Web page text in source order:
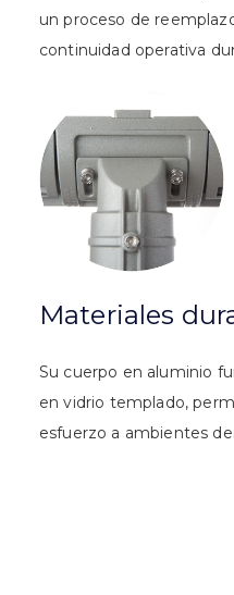
un proceso de
continuidad operativa
Materiales
Su cuerpo en aluminio
en vidrio templado,
esfuerzo a ambientes